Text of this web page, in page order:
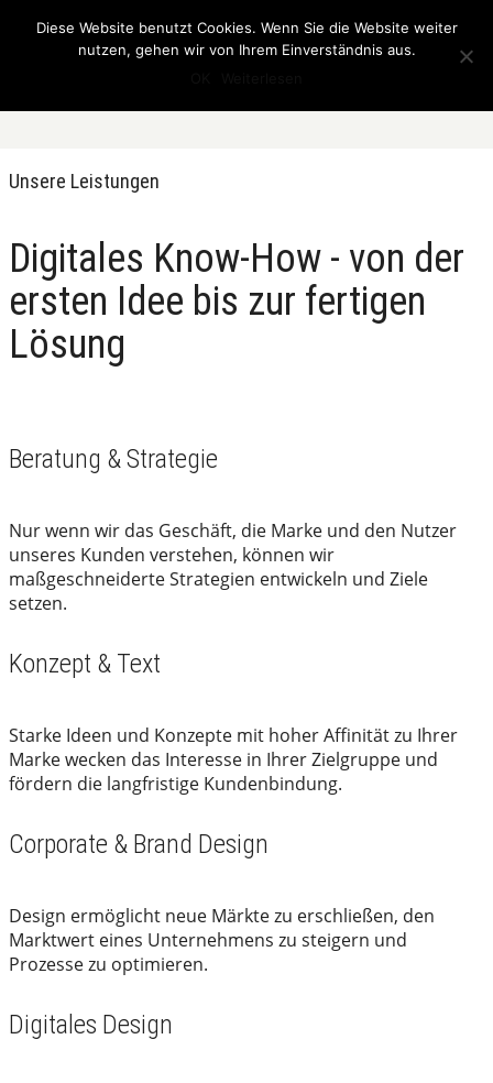
Unsere Leistungen
Digitales Know-How - von der
ersten Idee bis zur fertigen
Lösung
Beratung & Strategie
Nur wenn wir das Geschäft, die Marke und den Nutzer
unseres Kunden verstehen, können wir
maßgeschneiderte Strategien entwickeln und Ziele
setzen.
Konzept & Text
Starke Ideen und Konzepte mit hoher Affinität zu Ihrer
Marke wecken das Interesse in Ihrer Zielgruppe und
fördern die langfristige Kundenbindung.
Corporate & Brand Design
Design ermöglicht neue Märkte zu erschließen, den
Marktwert eines Unternehmens zu steigern und
Prozesse zu optimieren.
Digitales Design
Diese Website benutzt Cookies. Wenn Sie die Website weiter
nutzen, gehen wir von Ihrem Einverständnis aus.